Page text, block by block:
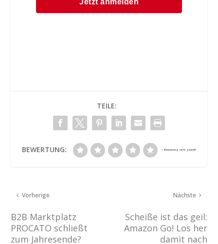
TEILE:
BEWERTUNG:
Vorherige
B2B Marktplatz
PROCATO schließt
zum Jahresende?
Nächste
Scheiße ist das geil:
Amazon Go! Los her
damit nach